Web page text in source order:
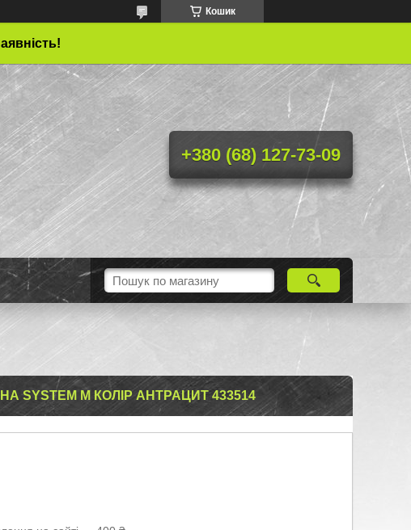
Кошик
+380 (68) 127-73-09
SYSTEM M КОЛІР АНТРАЦИТ 433514